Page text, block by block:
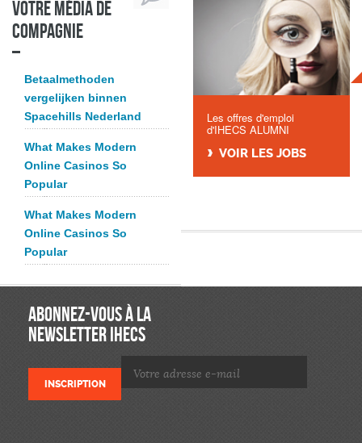
Votre média de
compagnie
Betaalmethoden
vergelijken binnen
Spacehills Nederland
What Makes Modern
Online Casinos So
Popular
What Makes Modern
Online Casinos So
Popular
Les offres d'emploi
d'IHECS ALUMNI
VOIR LES JOBS
ABONNEZ-VOUS À LA
NEWSLETTER IHECS